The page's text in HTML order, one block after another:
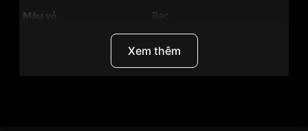
Màu vỏ
Bạc
Xanh đen
Những sản phẩm tương tự"Seiko SPB187J1":
Xem thêm